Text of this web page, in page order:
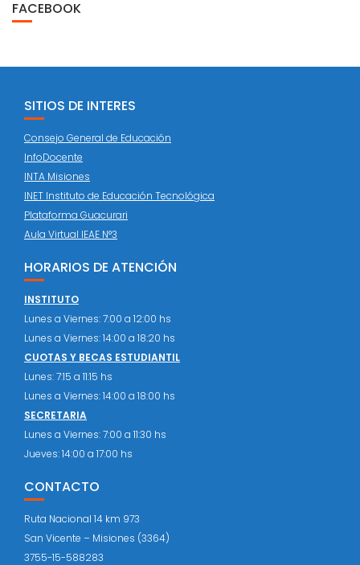
FACEBOOK
SITIOS DE INTERES
Consejo General de Educación
InfoDocente
INTA Misiones
INET Instituto de Educación Tecnológica
Plataforma Guacurari
Aula Virtual IEAE N°3
HORARIOS DE ATENCIÓN
INSTITUTO
Lunes a Viernes: 7:00 a 12:00 hs
Lunes a Viernes: 14:00 a 18:20 hs
CUOTAS Y BECAS ESTUDIANTIL
Lunes: 7:15 a 11:15 hs
Lunes a Viernes: 14:00 a 18:00 hs
SECRETARIA
Lunes a Viernes: 7:00 a 11:30 hs
Jueves: 14:00 a 17:00 hs
CONTACTO
Ruta Nacional 14 km 973
San Vicente – Misiones (3364)
3755-15-588283